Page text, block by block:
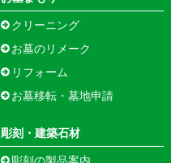
クリーニング
お墓のリメーク
リフォーム
お墓移転・墓地申請
彫刻・建築石材